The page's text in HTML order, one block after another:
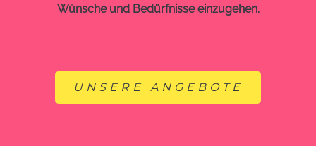
Wünsche und Bedürfnisse einzugehen.
UNSERE ANGEBOTE